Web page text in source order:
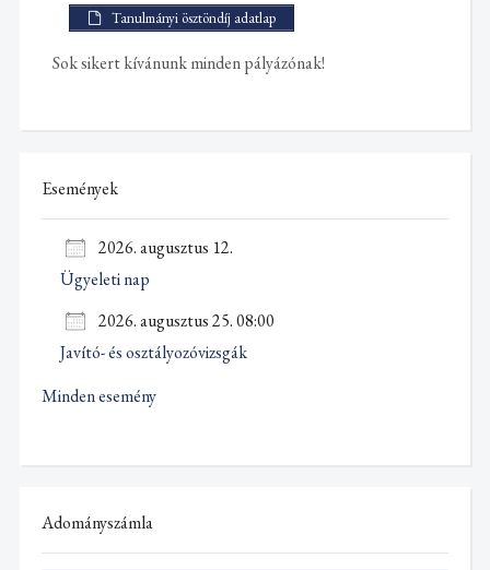
Tanulmányi ösztöndíj adatlap
Sok sikert kívánunk minden pályázónak!
Események
2026. augusztus 12.
Ügyeleti nap
2026. augusztus 25. 08:00
Javító- és osztályozóvizsgák
Minden esemény
Adományszámla